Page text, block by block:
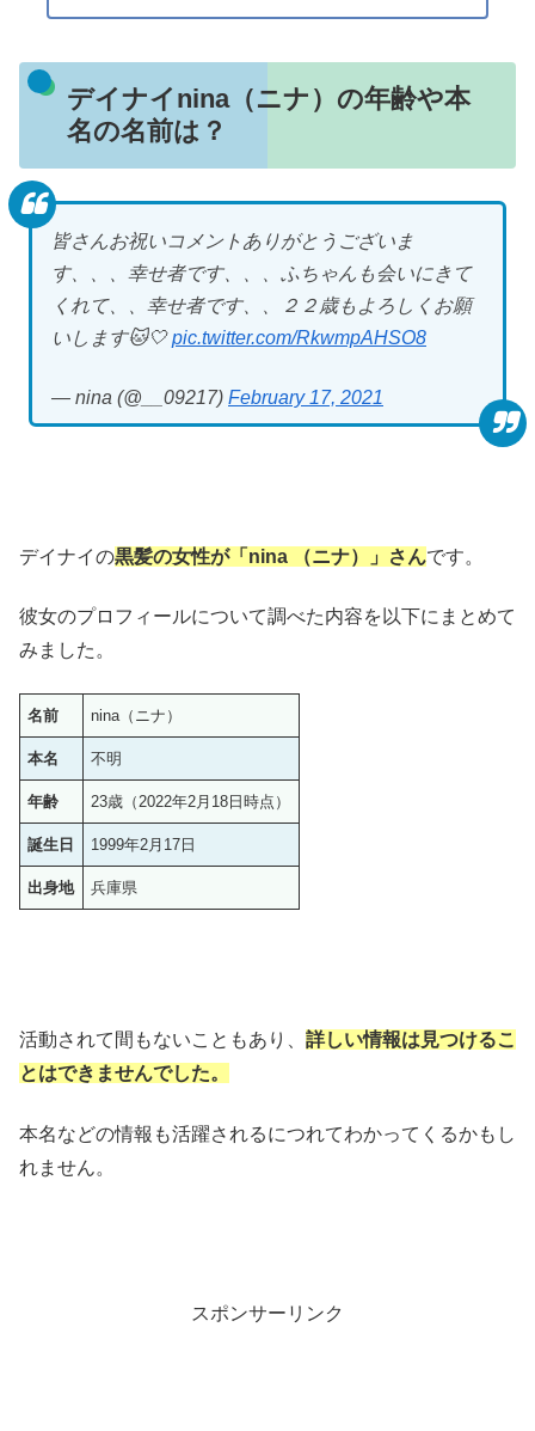
デイナイnina（ニナ）の年齢や本
名の名前は？
皆さんお祝いコメントありがとうございま
す、、、幸せ者です、、、ふちゃんも会いにきて
くれて、、幸せ者です、、２２歳もよろしくお願
いします🐱🤍pic.twitter.com/RkwmpAHSO8
— nina (@__09217) February 17, 2021
デイナイの黒髪の女性が「nina （ニナ）」さんです。
彼女のプロフィールについて調べた内容を以下にまとめて
みました。
名前 nina（ニナ）
本名 不明
年齢 23歳（2022年2月18日時点）
誕生日 1999年2月17日
出身地 兵庫県
活動されて間もないこともあり、 詳しい情報は見つけるこ
とはできませんでした。
本名などの情報も活躍されるにつれてわかってくるかもし
れません。
スポンサーリンク